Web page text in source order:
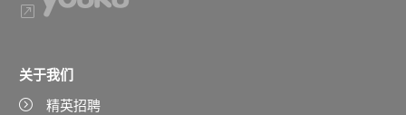
关于我们
精英招聘